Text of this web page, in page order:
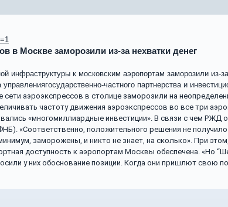
в Москве заморозили из-за нехватки денег
инфраструктуры к московским аэропортам заморозили
частного партнерства и
сети аэроэкспрессов в столице заморозили на
частоту движения аэроэкспрессов во все три
«многомиллиардные инвестиции». В связи с чем
«Соответственно, положительного решения не
заморожены, и никто не знает, на сколько». При
доступность к аэропортам Москвы обеспечена. «Но
у них обоснование позиции. Когда они пришлют свою